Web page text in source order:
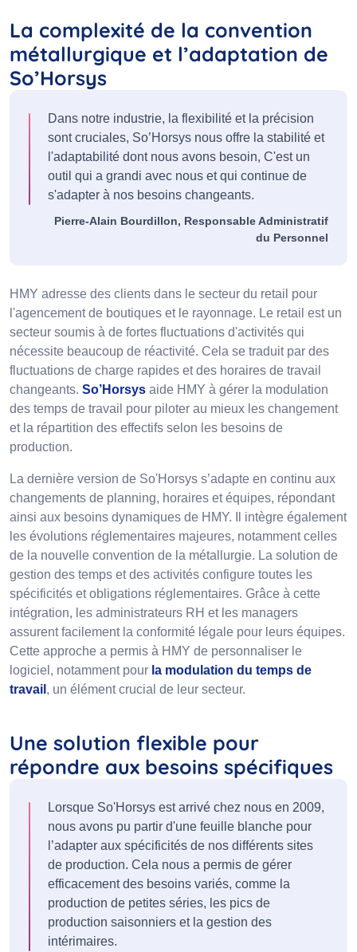
La complexité de la convention
métallurgique et l’adaptation de
So’Horsys
Dans notre industrie, la flexibilité et la précision
sont cruciales, So’Horsys nous offre la stabilité et
l'adaptabilité dont nous avons besoin, C'est un
outil qui a grandi avec nous et qui continue de
s'adapter à nos besoins changeants.
Pierre-Alain Bourdillon, Responsable Administratif
du Personnel
HMY adresse des clients dans le secteur du retail pour
l'agencement de boutiques et le rayonnage. Le retail est un
secteur soumis à de fortes fluctuations d'activités qui
nécessite beaucoup de réactivité. Cela se traduit par des
fluctuations de charge rapides et des horaires de travail
changeants. So’Horsys aide HMY à gérer la modulation
des temps de travail pour piloter au mieux les changement
et la répartition des effectifs selon les besoins de
production.
La dernière version de So'Horsys s’adapte en continu aux
changements de planning, horaires et équipes, répondant
ainsi aux besoins dynamiques de HMY. Il intègre également
les évolutions réglementaires majeures, notamment celles
de la nouvelle convention de la métallurgie. La solution de
gestion des temps et des activités configure toutes les
spécificités et obligations réglementaires. Grâce à cette
intégration, les administrateurs RH et les managers
assurent facilement la conformité légale pour leurs équipes.
Cette approche a permis à HMY de personnaliser le
logiciel, notamment pour la modulation du temps de
travail , un élément crucial de leur secteur.
Une solution flexible pour
répondre aux besoins spécifiques
Lorsque So'Horsys est arrivé chez nous en 2009,
nous avons pu partir d'une feuille blanche pour
l’adapter aux spécificités de nos différents sites
de production. Cela nous a permis de gérer
efficacement des besoins variés, comme la
production de petites séries, les pics de
production saisonniers et la gestion des
intérimaires.